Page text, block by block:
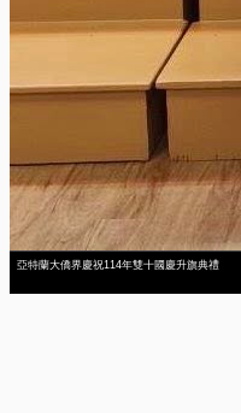
亞特蘭大僑界慶祝114年雙十國慶升旗典禮